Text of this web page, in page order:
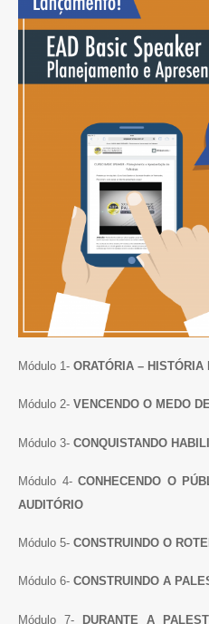
Módulo 1- ORATÓRIA – HISTÓRIA
Módulo 2- VENCENDO O MEDO
Módulo 3- CONQUISTANDO
Módulo 4-CONHECENDO O
AUDITÓRIO
Módulo 5- CONSTRUINDO O
Módulo 6- CONSTRUINDO A
Módulo 7- DURANTE A